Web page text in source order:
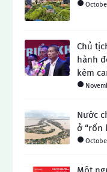
Chủ
hành
kèm
Nước
ở “rốn